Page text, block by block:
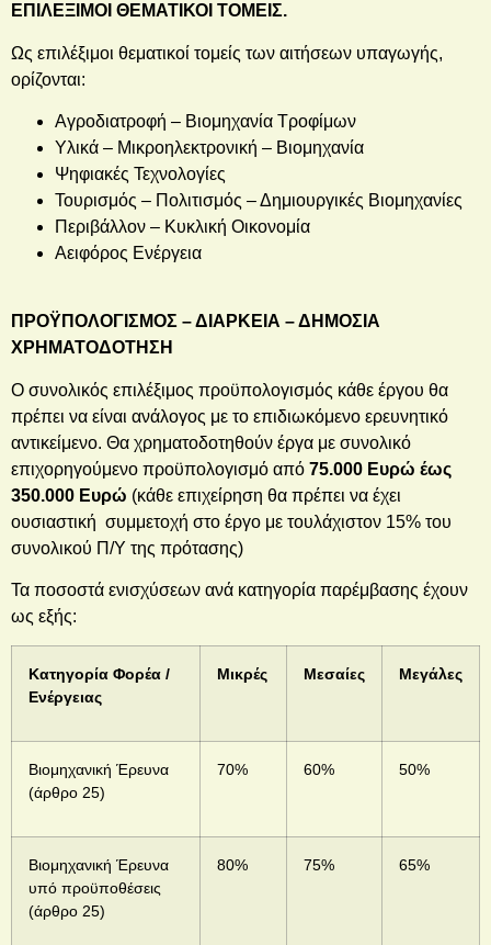
ΕΠΙΛΕΞΙΜΟΙ ΘΕΜΑΤΙΚΟΙ ΤΟΜΕΙΣ.
Ως επιλέξιμοι θεματικοί τομείς των αιτήσεων υπαγωγής,
ορίζονται:
Αγροδιατροφή – Βιομηχανία Τροφίμων
Υλικά – Μικροηλεκτρονική – Βιομηχανία
Ψηφιακές Τεχνολογίες
Τουρισμός – Πολιτισμός – Δημιουργικές Βιομηχανίες
Περιβάλλον – Κυκλική Οικονομία
Αειφόρος Ενέργεια
ΠΡΟΫΠΟΛΟΓΙΣΜΟΣ – ΔΙΑΡΚΕΙΑ – ΔΗΜΟΣΙΑ
ΧΡΗΜΑΤΟΔΟΤΗΣΗ
Ο συνολικός επιλέξιμος προϋπολογισμός κάθε έργου θα
πρέπει να είναι ανάλογος με το επιδιωκόμενο ερευνητικό
αντικείμενο. Θα χρηματοδοτηθούν έργα με συνολικό
επιχορηγούμενο προϋπολογισμό από 75.000 Ευρώ έως
350.000 Ευρώ (κάθε επιχείρηση θα πρέπει να έχει
ουσιαστική συμμετοχή στο έργο με τουλάχιστον 15% του
συνολικού Π/Υ της πρότασης)
Τα ποσοστά ενισχύσεων ανά κατηγορία παρέμβασης έχουν
ως εξής:
Κατηγορία Φορέα /
Ενέργειας
Μικρές Μεσαίες Μεγάλες
Βιομηχανική Έρευνα
(άρθρο 25)
70% 60% 50%
Βιομηχανική Έρευνα
υπό προϋποθέσεις
(άρθρο 25)
80% 75% 65%